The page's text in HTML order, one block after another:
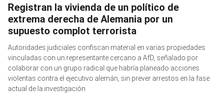
Registran la vivienda de un político de
extrema derecha de Alemania por un
supuesto complot terrorista
Autoridades judiciales confiscan material en varias propiedades
vinculadas con un representante cercano a AfD, señalado por
colaborar con un grupo radical que habría planeado acciones
violentas contra el ejecutivo alemán, sin prever arrestos en la fase
actual de la investigación